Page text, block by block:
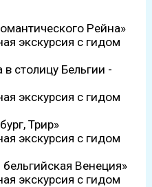
Рейна»
экскурсия с гидом
столицу Бельгии -
экскурсия с гидом
Трир»
экскурсия с гидом
Венеция»
экскурсия с гидом